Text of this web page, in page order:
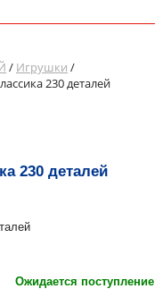
/ Игрушки /
230 деталей
230 деталей
Ожидается поступление